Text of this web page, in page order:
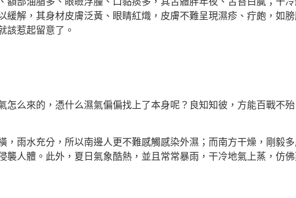
解，其身材皮膚泛黃、眼睛紅熾，皮膚不難呈現濕疹、疔皰，如
該惹起留意了。
么來的，憑什么濕氣偏偏找上了本身呢？良知知彼，方能百戰不殆
雨水充分，所以南邊人更不難感觸感染外濕；而南方干燥，剛毅
人體。此外，夏日氣象酷熱，並且常常暴雨，干冷地氣上蒸，仿